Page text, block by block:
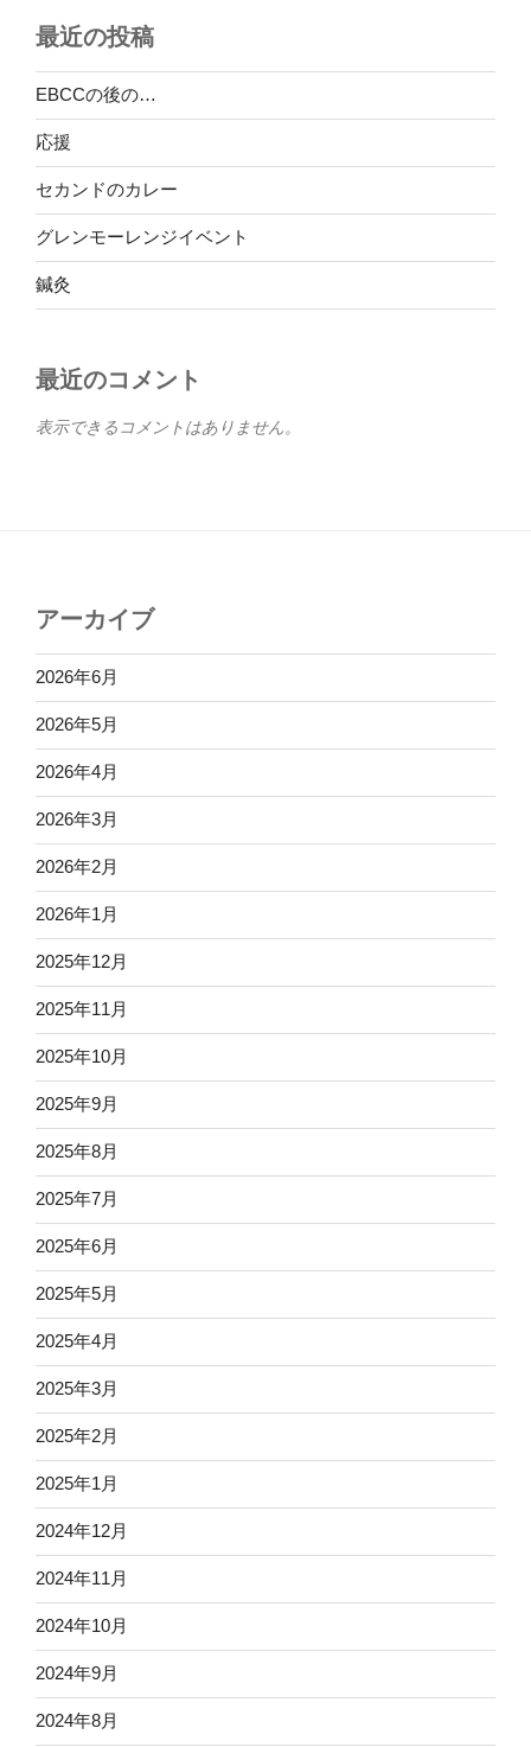
最近の投稿
EBCCの後の…
応援
セカンドのカレー
グレンモーレンジイベント
鍼灸
最近のコメント
表示できるコメントはありません。
アーカイブ
2026年6月
2026年5月
2026年4月
2026年3月
2026年2月
2026年1月
2025年12月
2025年11月
2025年10月
2025年9月
2025年8月
2025年7月
2025年6月
2025年5月
2025年4月
2025年3月
2025年2月
2025年1月
2024年12月
2024年11月
2024年10月
2024年9月
2024年8月